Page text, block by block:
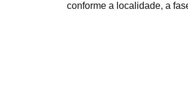
conforme a localidade, a